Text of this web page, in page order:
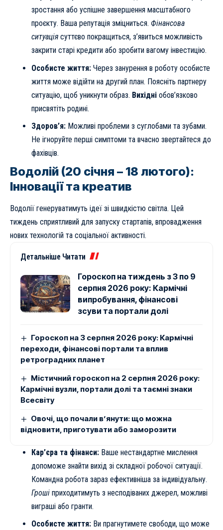
зростання або успішне завершення масштабного
проєкту. Ваша репутація зміцниться. Фінансова
ситуаціясуттєво покращиться, з’явиться можливість
закрити старі кредити або зробити вагому інвестицію.
Особисте життя:Через занурення в роботу особисте
життя може відійти на другий план. Поясніть партнеру
ситуацію, щоб уникнути образ. Вихідніобов’язково
присвятіть родині.
Здоров’я:Можливі проблеми з суглобами та зубами.
Не ігноруйте перші симптоми та вчасно звертайтеся до
фахівців.
Водолій (20 січня – 18 лютого):
Інновації та креатив
Водолії генеруватимуть ідеї зі швидкістю світла. Цей
тиждень сприятливий для запуску стартапів, впровадження
нових технологій та соціальної активності.
Детальніше Читати
Гороскоп на тиждень з 3 по 9
серпня 2026 року: Кармічні
випробування, фінансові
зсуви та портали долі
Гороскоп на 3 серпня 2026 року: Кармічні
переходи, фінансові портали та вплив
ретроградних планет
Містичний гороскоп на 2 серпня 2026 року:
Кармічні вузли, портали долі та таємні знаки
Всесвіту
Овочі, що почали в’янути: що можна
відновити, приготувати або заморозити
Кар’єра та фінанси:Ваше нестандартне мислення
допоможе знайти вихід зі складної робочої ситуації.
Командна робота зараз ефективніша за індивідуальну.
Грошіприходитимуть з несподіваних джерел, можливі
виграші або гранти.
Особисте життя:Ви прагнутимете свободи, що може